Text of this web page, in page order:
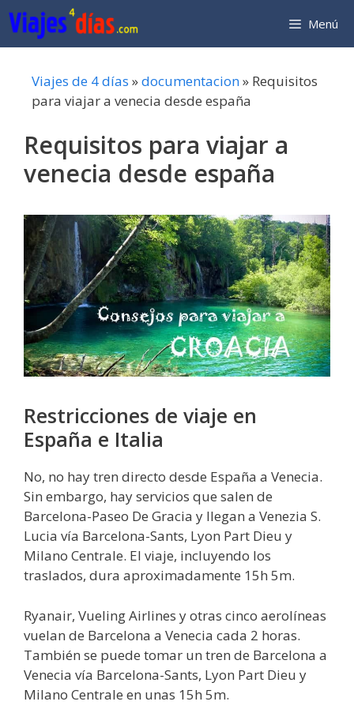
Saltar
al
contenido
Menú
Viajes de 4 días »documentacion» Requisitos
para viajar a venecia desde españa
Requisitos para viajar a
venecia desde españa
Restricciones de viaje en
España e Italia
No, no hay tren directo desde España a Venecia.
Sin embargo, hay servicios que salen de
Barcelona-Paseo De Gracia y llegan a Venezia S.
Lucia vía Barcelona-Sants, Lyon Part Dieu y
Milano Centrale. El viaje, incluyendo los
traslados, dura aproximadamente 15h 5m.
Ryanair, Vueling Airlines y otras cinco aerolíneas
vuelan de Barcelona a Venecia cada 2 horas.
También se puede tomar un tren de Barcelona a
Venecia vía Barcelona-Sants, Lyon Part Dieu y
Milano Centrale en unas 15h 5m.